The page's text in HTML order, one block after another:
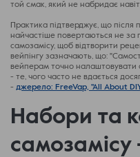
той смак, який не набридає
Практика підтверджує, що після
найчастіше повертаються не за
самозамісу, щоб відтворити
вейпінгу зазначають, що:
вейперам точно налаштовувати
- те, чого часто не вдається
- джерело: FreeVap, "All About
Набори та